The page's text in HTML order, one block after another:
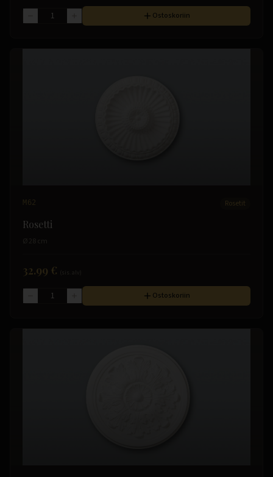
Ostoskoriin
M62 Rosetit
Rosetti
Ø 28 cm
32.99 €
Ostoskoriin